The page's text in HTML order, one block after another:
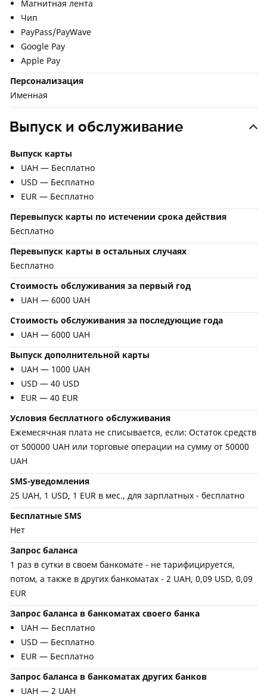
Магнитная лента
Чип
PayPass/PayWave
Google Pay
Apple Pay
Персонализация
Именная
Выпуск и обслуживание
Выпуск карты
UAH — Бесплатно
USD — Бесплатно
EUR — Бесплатно
Перевыпуск карты по истечении срока действия
Бесплатно
Перевыпуск карты в остальных случаях
Бесплатно
Стоимость обслуживания за первый год
UAH — 6000 UAH
Стоимость обслуживания за последующие года
UAH — 6000 UAH
Выпуск дополнительной карты
UAH — 1000 UAH
USD — 40 USD
EUR — 40 EUR
Условия бесплатного обслуживания
Ежемесячная плата не списывается, если: Остаток средств
от 500000 UAH или торговые операции на сумму от 50000
UAH
SMS-уведомления
25 UAH, 1 USD, 1 EUR в мес., для зарплатных - бесплатно
Бесплатные SMS
Нет
Запрос баланса
1 раз в сутки в своем банкомате - не тарифицируется,
потом, а также в других банкоматах - 2 UAH, 0,09 USD, 0,09
EUR
Запрос баланса в банкоматах своего банка
UAH — Бесплатно
USD — Бесплатно
EUR — Бесплатно
Запрос баланса в банкоматах других банков
UAH — 2 UAH